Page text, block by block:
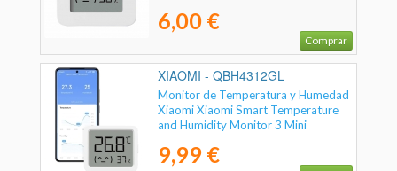
6,00 €
Comprar
XIAOMI - QBH4312GL
Monitor de Temperatura y Humedad
Xiaomi Xiaomi Smart Temperature
and Humidity Monitor 3 Mini
9,99 €